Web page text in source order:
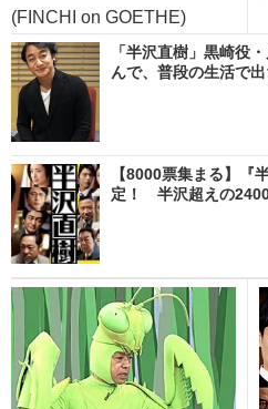
(FINCHI on GOETHE)
「半沢直樹」黒崎役
んで、普段の生活で出
【8000票集まる】『
定！ 半沢超えの